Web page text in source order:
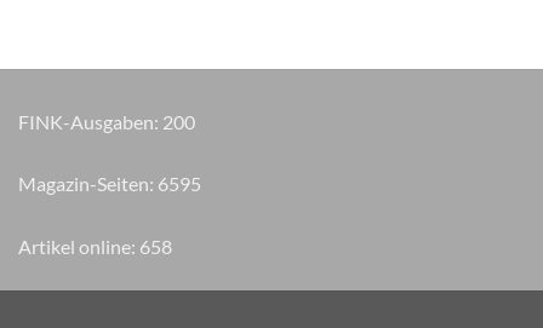
FINK-Ausgaben: 200
Magazin-Seiten: 7750
Artikel online: 658